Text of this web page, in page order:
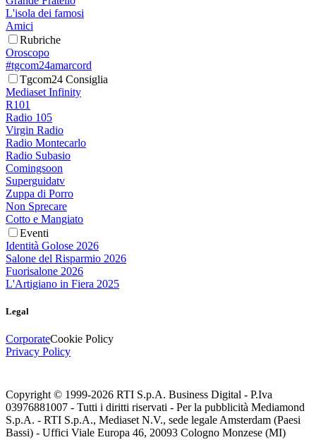
L'isola dei famosi
Amici
Rubriche
Oroscopo
#tgcom24amarcord
Tgcom24 Consiglia
Mediaset Infinity
R101
Radio 105
Virgin Radio
Radio Montecarlo
Radio Subasio
Comingsoon
Superguidatv
Zuppa di Porro
Non Sprecare
Cotto e Mangiato
Eventi
Identità Golose 2026
Salone del Risparmio 2026
Fuorisalone 2026
L'Artigiano in Fiera 2025
Legal
CorporateCookie Policy
Privacy Policy
Copyright © 1999-2026 RTI S.p.A. Business Digital - P.Iva
03976881007 - Tutti i diritti riservati - Per la pubblicità Mediamond
S.p.A. - RTI S.p.A., Mediaset N.V., sede legale Amsterdam (Paesi
Bassi) - Uffici Viale Europa 46, 20093 Cologno Monzese (MI)